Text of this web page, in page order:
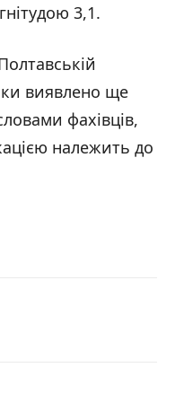
3,1.
виявлено ще
фахівців,
належить до